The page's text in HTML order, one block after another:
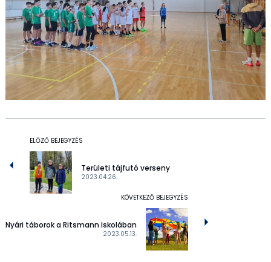
ELŐZŐ BEJEGYZÉS
2023.04.26.
Területi tájfutó verseny
KÖVETKEZŐ BEJEGYZÉS
2023.05.13.
Nyári táborok a Ritsmann Iskolában